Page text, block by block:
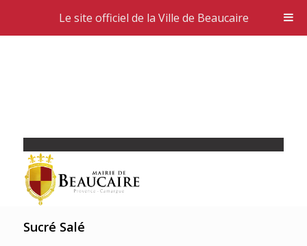
Sucré Salé
Le site officiel de la Ville de Beaucaire